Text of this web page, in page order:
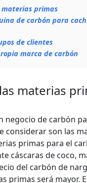
materias primas
de carbón para
de clientes
marca de carbón
materias
negocio de carbón
considerar son las
primas para el
cáscaras de coco,
del carbón de
primas será mayor.